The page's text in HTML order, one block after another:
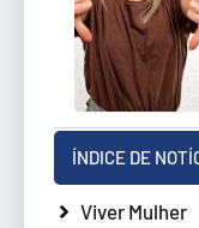
ÍNDICE DE
Viver Mulher